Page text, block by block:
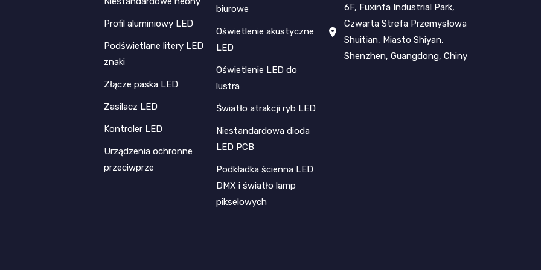
Profil aluminiowy LED
Podświetlane litery LED
znaki
Złącze paska LED
Zasilacz LED
Kontroler LED
Urządzenia ochronne
przeciwprze
biurowe
Oświetlenie akustyczne
LED
Oświetlenie LED do
lustra
Światło atrakcji ryb LED
Niestandardowa dioda
LED PCB
Podkładka ścienna LED
DMX i światło lamp
pikselowych
6F, Fuxinfa Industrial Park,
Czwarta Strefa Przemysłowa
Shuitian, Miasto Shiyan,
Shenzhen, Guangdong, Chiny